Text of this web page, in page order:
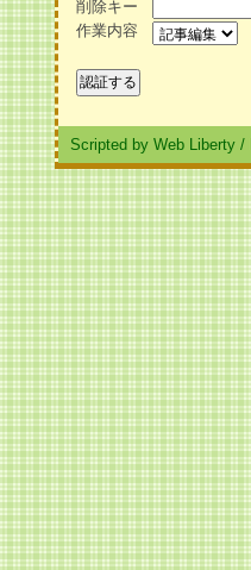
削除キー
作業内容
Scripted by Web Liberty /